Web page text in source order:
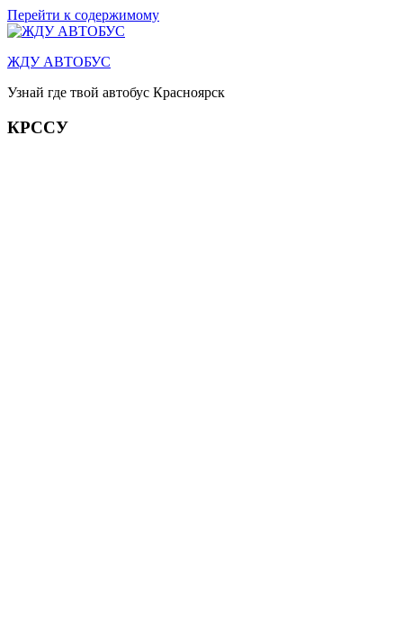
Перейти к содержимому
ЖДУ АВТОБУС
Узнай где твой автобус Красноярск
КРССУ